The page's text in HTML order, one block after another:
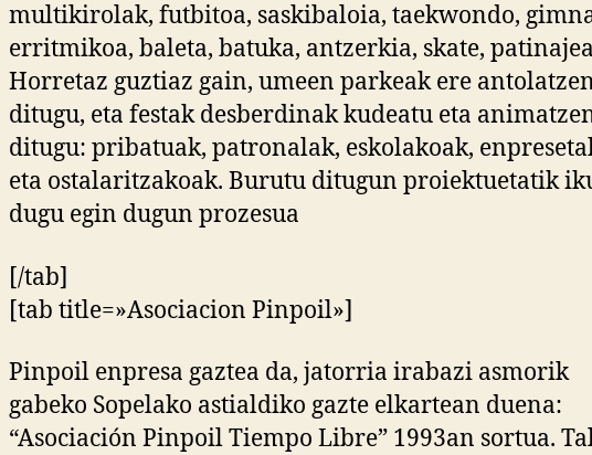
multikirolak, futbitoa, saskibaloia, taekwondo,
erritmikoa, baleta, batuka, antzerkia, skate,
Horretaz guztiaz gain, umeen parkeak ere
ditugu, eta festak desberdinak kudeatu eta
ditugu: pribatuak, patronalak, eskolakoak,
eta ostalaritzakoak. Burutu ditugun proiektuetatik
dugu egin dugun prozesua
[/tab]
[tab title=»Asociacion Pinpoil»]
Pinpoil enpresa gaztea da, jatorria irabazi asmorik
gabeko Sopelako astialdiko gazte elkartean duena:
“Asociación Pinpoil Tiempo Libre” 1993an sortua.